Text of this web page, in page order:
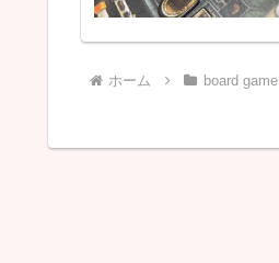
ホーム board game